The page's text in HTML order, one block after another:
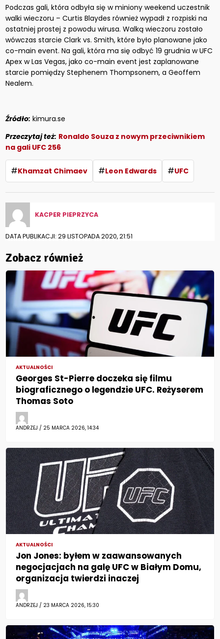
Podczas gali, która odbyła się w miniony weekend uczestnik
walki wieczoru – Curtis Blaydes również wypadł z rozpiski na
ostatniej prostej z powodu wirusa. Walką wieczoru zostało
wówczas starcie Clark vs. Smith, które było planowane jako
co-main event. Na gali, która ma się odbyć 19 grudnia w UFC
Apex w Las Vegas, jako co-main event jest zaplanowane
starcie pomiędzy Stephenem Thompsonem, a Geoffem
Nealem.
Źródło: kimura.se
Przeczytaj też: Ronaldo Souza z nowym przeciwnikiem
na gali UFC 256
#Khamzat Chimaev #Leon Edwards #UFC
KACPER PIEPRZYCA
DATA PUBLIKACJI: 29 LISTOPADA 2020, 21:51
Zobacz również
AKTUALNOŚCI
Georges St-Pierre doczeka się filmu
biograficznego o legendzie UFC. Reżyserem
Thomas Soto
ANDRZEJ / 25 MARCA 2026, 14:34
AKTUALNOŚCI
Jon Jones: byłem w zaawansowanych
negocjacjach na galę UFC w Białym Domu,
organizacja twierdzi inaczej
ANDRZEJ / 23 MARCA 2026, 15:30